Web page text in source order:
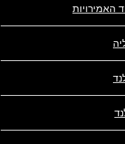
האמירויות